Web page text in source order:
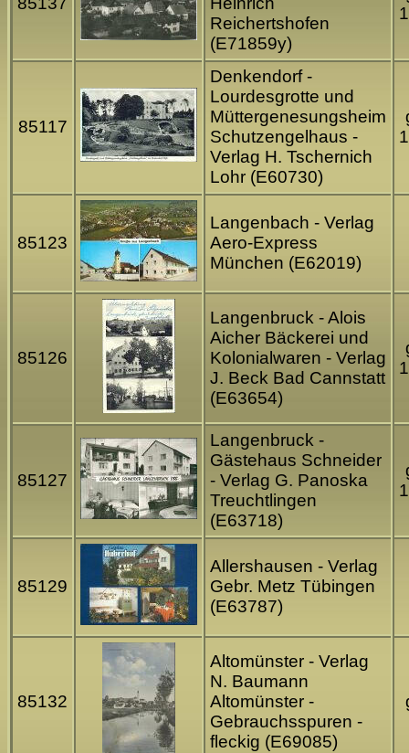
Reichertshofen
(E71859y)
85117
Denkendorf -
Lourdesgrotte und
Müttergenesungsheim
Schutzengelhaus -
Verlag H. Tschernich
Lohr (E60730)
85123
Langenbach - Verlag
Aero-Express
München (E62019)
85126
Langenbruck - Alois
Aicher Bäckerei und
Kolonialwaren - Verlag
J. Beck Bad Cannstatt
(E63654)
85127
Langenbruck -
Gästehaus Schneider
- Verlag G. Panoska
Treuchtlingen
(E63718)
85129
Allershausen - Verlag
Gebr. Metz Tübingen
(E63787)
85132
Altomünster - Verlag
N. Baumann
Altomünster -
Gebrauchsspuren -
fleckig (E69085)